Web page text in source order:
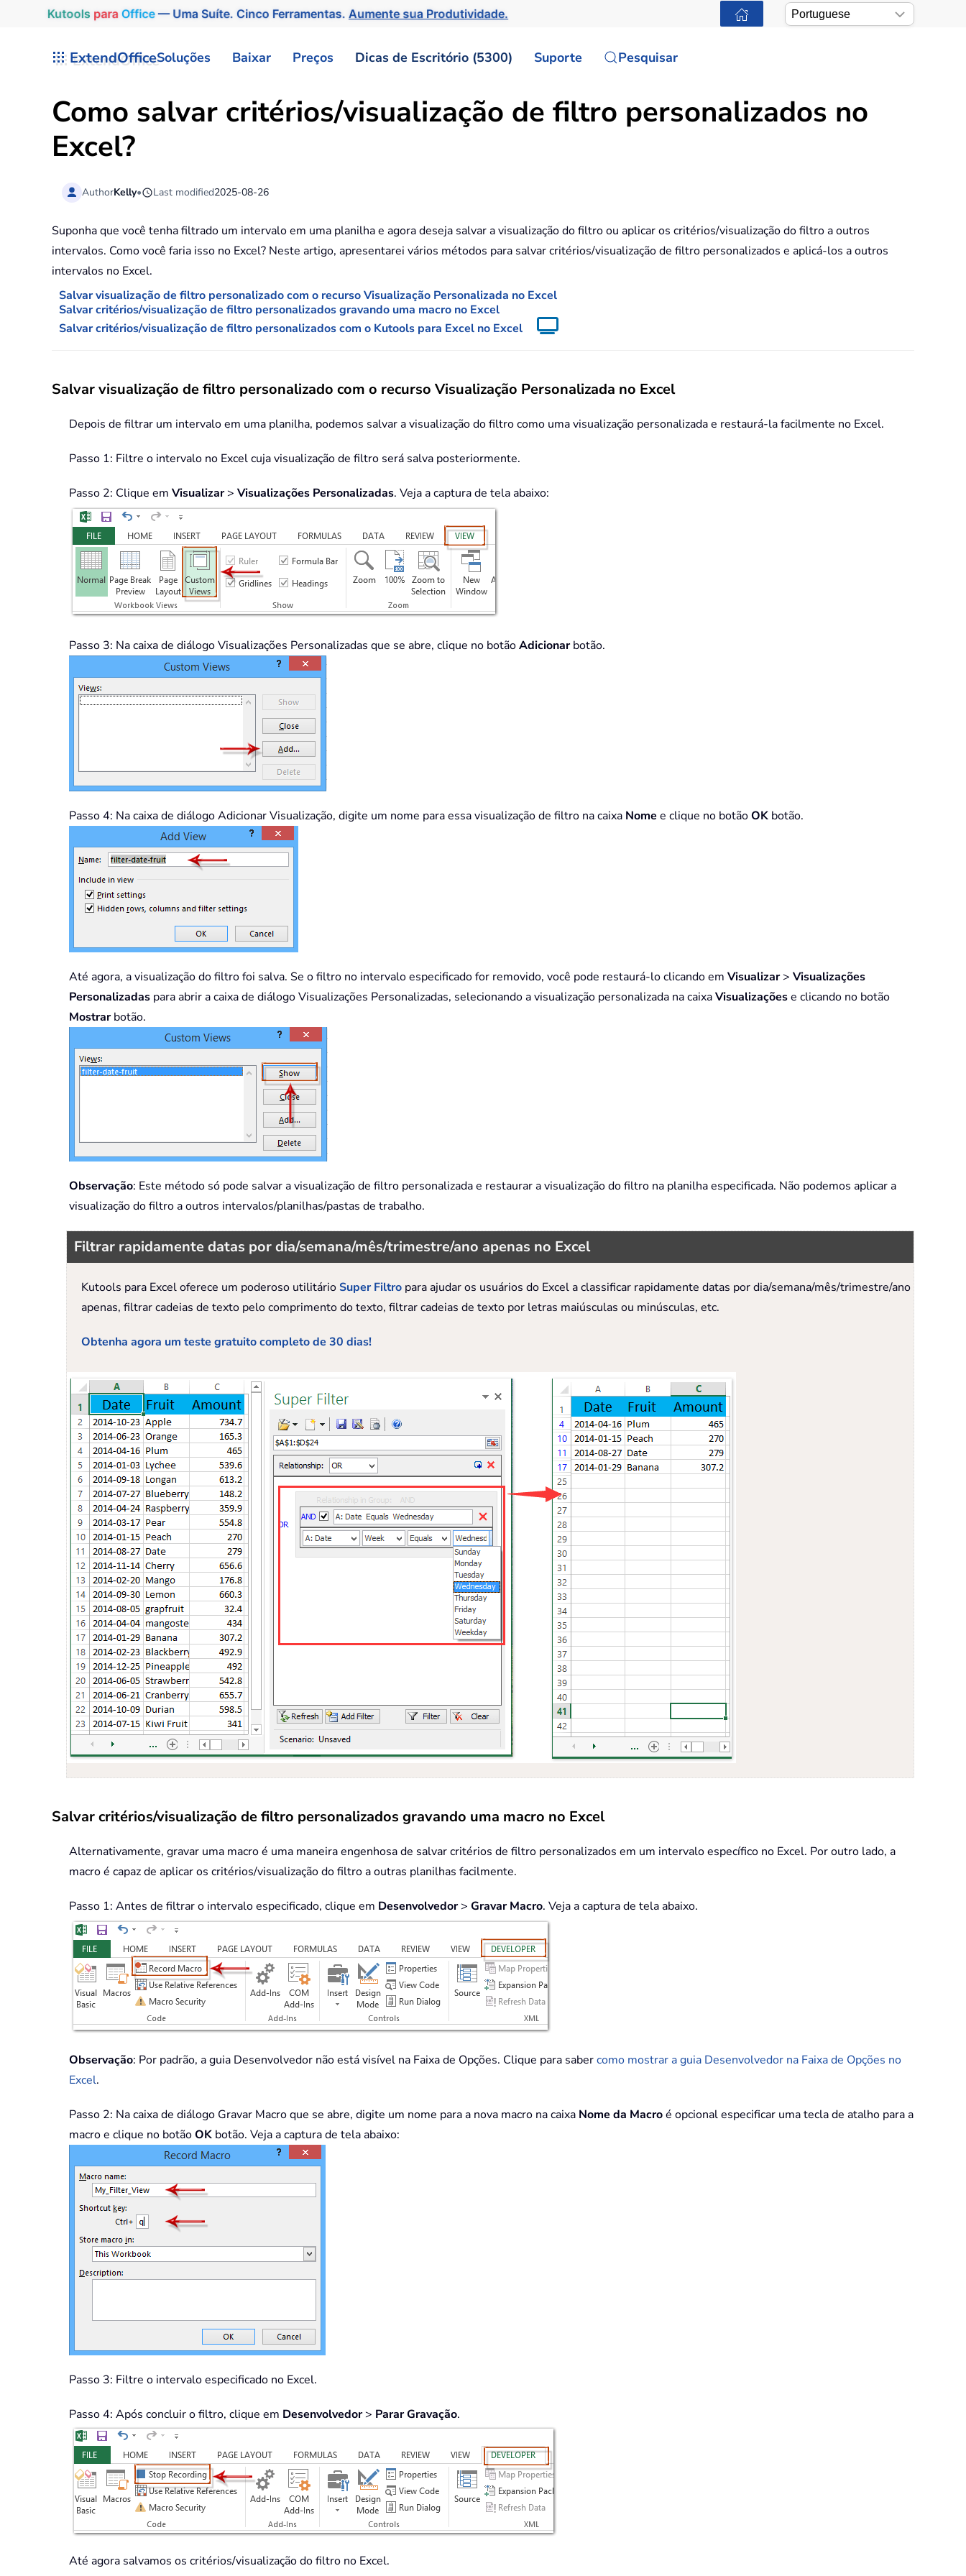
Kutools para Office— Uma Suíte. Cinco Ferramentas.Aumente sua Produtividade.
ExtendOfficeSoluções Baixar Preços Dicas de Escritório (5300) Suporte Pesquisar
Como salvar critérios/visualização de filtro personalizados no
Excel?
AuthorKelly• Last modified2025-08-26
Suponha que você tenha filtrado um intervalo em uma planilha e agora deseja salvar a visualização do filtro ou aplicar os critérios/visualização do filtro a outros
intervalos. Como você faria isso no Excel? Neste artigo, apresentarei vários métodos para salvar critérios/visualização de filtro personalizados e aplicá-los a outros
intervalos no Excel.
Salvar visualização de filtro personalizado com o recurso Visualização Personalizada no Excel
Salvar critérios/visualização de filtro personalizados gravando uma macro no Excel
Salvar critérios/visualização de filtro personalizados com o Kutools para Excel no Excel
Salvar visualização de filtro personalizado com o recurso Visualização Personalizada no Excel
Depois de filtrar um intervalo em uma planilha, podemos salvar a visualização do filtro como uma visualização personalizada e restaurá-la facilmente no Excel.
Passo 1: Filtre o intervalo no Excel cuja visualização de filtro será salva posteriormente.
Passo 2: Clique em Visualizar> Visualizações Personalizadas. Veja a captura de tela abaixo:
Passo 3: Na caixa de diálogo Visualizações Personalizadas que se abre, clique no botãoAdicionarbotão.
Passo 4: Na caixa de diálogo Adicionar Visualização, digite um nome para essa visualização de filtro na caixa Nome e clique no botãoOK botão.
Até agora, a visualização do filtro foi salva. Se o filtro no intervalo especificado for removido, você pode restaurá-lo clicando em Visualizar> Visualizações
Personalizadas para abrir a caixa de diálogo Visualizações Personalizadas, selecionando a visualização personalizada na caixaVisualizaçõese clicando no botão
Mostrarbotão.
Observação: Este método só pode salvar a visualização de filtro personalizada e restaurar a visualização do filtro na planilha especificada. Não podemos aplicar a
visualização do filtro a outros intervalos/planilhas/pastas de trabalho.
Filtrar rapidamente datas por dia/semana/mês/trimestre/ano apenas no Excel
Kutools para Excel oferece um poderoso utilitárioSuper Filtro para ajudar os usuários do Excel a classificar rapidamente datas por dia/semana/mês/trimestre/ano
apenas, filtrar cadeias de texto pelo comprimento do texto, filtrar cadeias de texto por letras maiúsculas ou minúsculas, etc.
Obtenha agora um teste gratuito completo de 30 dias!
Salvar critérios/visualização de filtro personalizados gravando uma macro no Excel
Alternativamente, gravar uma macro é uma maneira engenhosa de salvar critérios de filtro personalizados em um intervalo específico no Excel. Por outro lado, a
macro é capaz de aplicar os critérios/visualização do filtro a outras planilhas facilmente.
Passo 1: Antes de filtrar o intervalo especificado, clique em Desenvolvedor> Gravar Macro. Veja a captura de tela abaixo.
Observação: Por padrão, a guia Desenvolvedor não está visível na Faixa de Opções. Clique para sabercomo mostrar a guia Desenvolvedor na Faixa de Opções no
Excel.
Passo 2: Na caixa de diálogo Gravar Macro que se abre, digite um nome para a nova macro na caixa Nome da Macroé opcional especificar uma tecla de atalho para a
macro e clique no botãoOK botão. Veja a captura de tela abaixo:
Passo 3: Filtre o intervalo especificado no Excel.
Passo 4: Após concluir o filtro, clique em Desenvolvedor> Parar Gravação.
Até agora salvamos os critérios/visualização do filtro no Excel.